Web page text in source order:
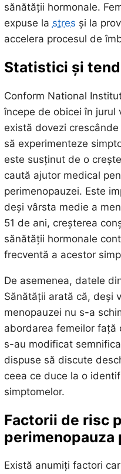
sănătății hormonale.
expuse la stres și la
accelera procesul de
Statistici și
Conform National
începe de obicei în
există dovezi
să experimenteze
este susținut de o
caută ajutor medical
perimenopauzei. Este
deși vârsta medie a
51 de ani, creșterea
sănătății hormonale
frecventă a acestor
De asemenea, datele
Sănătății arată că, deși
menopauzei nu s-a
abordarea femeilor față
s-au modificat
dispuse să discute
ceea ce duce la o
simptomelor.
Factorii de risc
perimenopauza
Există anumiți factori